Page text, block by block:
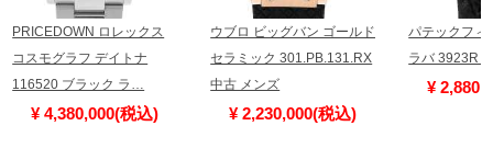
PRICEDOWN ロレックス
コスモグラフ デイトナ
116520 ブラック ラ…
¥ 4,380,000(税込)
ウブロ ビッグバン ゴールド
セラミック 301.PB.131.RX
中古 メンズ
¥ 2,230,000(税込)
パテックフィ
ラバ 3923R
¥